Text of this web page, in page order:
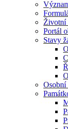
Životní
Portál
Stavy
Osobní